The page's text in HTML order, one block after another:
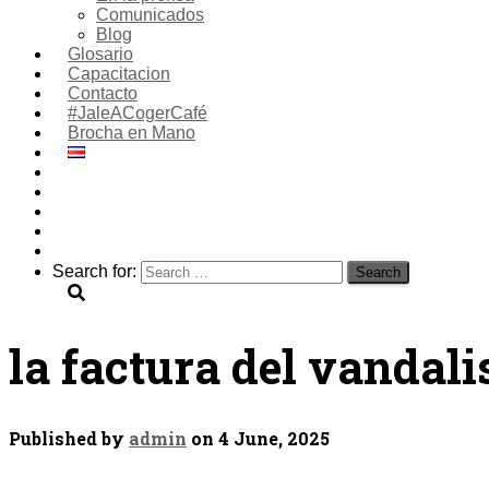
Comunicados
Blog
Glosario
Capacitacion
Contacto
#JaleACogerCafé
Brocha en Mano
Search for:
la factura del
Published by admin on 4 June, 2025